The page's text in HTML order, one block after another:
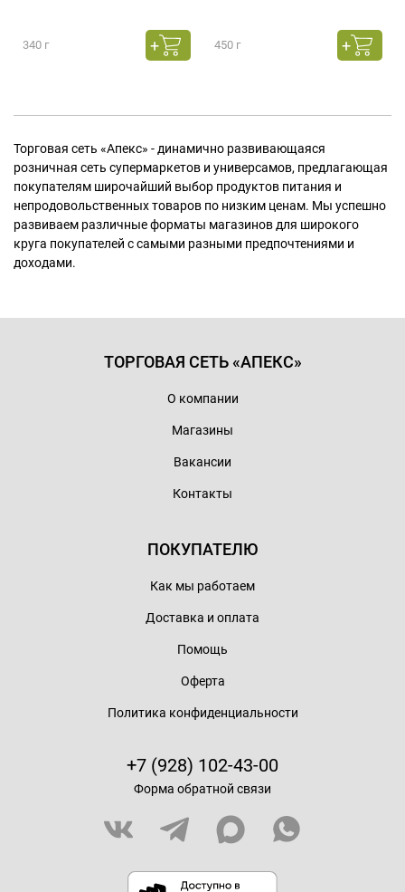
340 г 450 г
Торговая сеть «Апекс» - динамично развивающаяся
розничная сеть супермаркетов и универсамов, предлагающая
покупателям широчайший выбор продуктов питания и
непродовольственных товаров по низким ценам. Мы успешно
развиваем различные форматы магазинов для широкого
круга покупателей с самыми разными предпочтениями и
доходами.
ТОРГОВАЯ СЕТЬ «АПЕКС»
О компании
Магазины
Вакансии
Контакты
ПОКУПАТЕЛЮ
Как мы работаем
Доставка и оплата
Помощь
Оферта
Политика конфиденциальности
+7 (928) 102-43-00
Форма обратной связи